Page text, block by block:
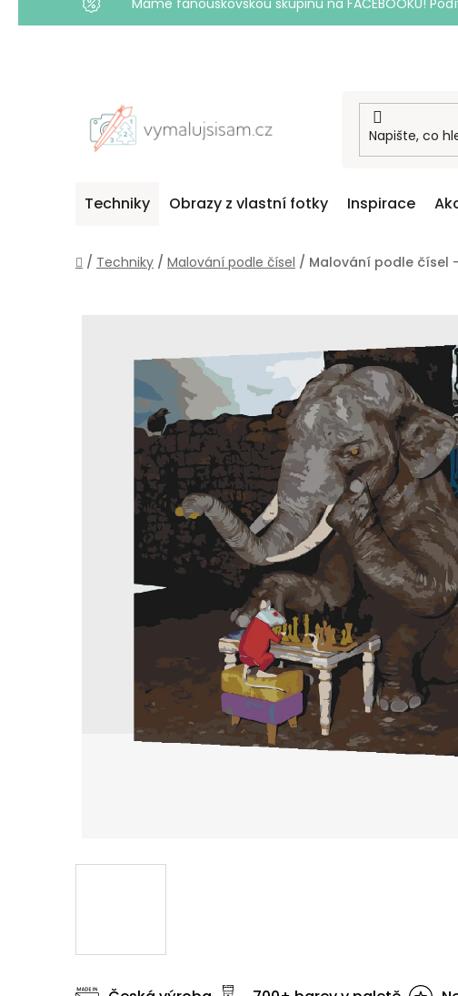
Máme fanouškovskou skupinu na FACEBOOKU!
Techniky Obrazy z vlastní fotky Inspirace
Domů
/ Techniky / Malování podle čísel / Malování podle čísel